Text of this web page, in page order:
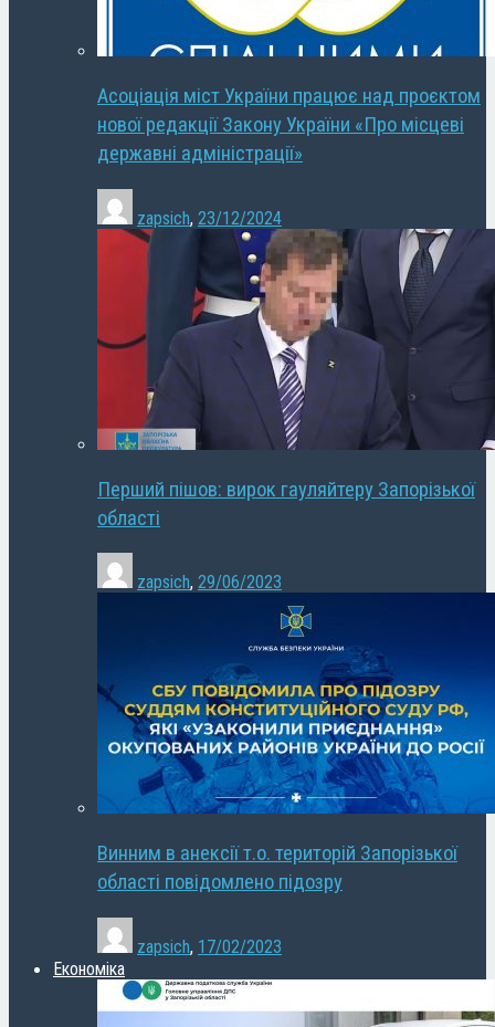
Асоціація міст України працює над проєктом
нової редакції Закону України «Про місцеві
державні адміністрації»
zapsich, 23/12/2024
Перший пішов: вирок гауляйтеру Запорізької
області
zapsich, 29/06/2023
Винним в анексії т.о. територій Запорізької
області повідомлено підозру
zapsich, 17/02/2023
Економіка